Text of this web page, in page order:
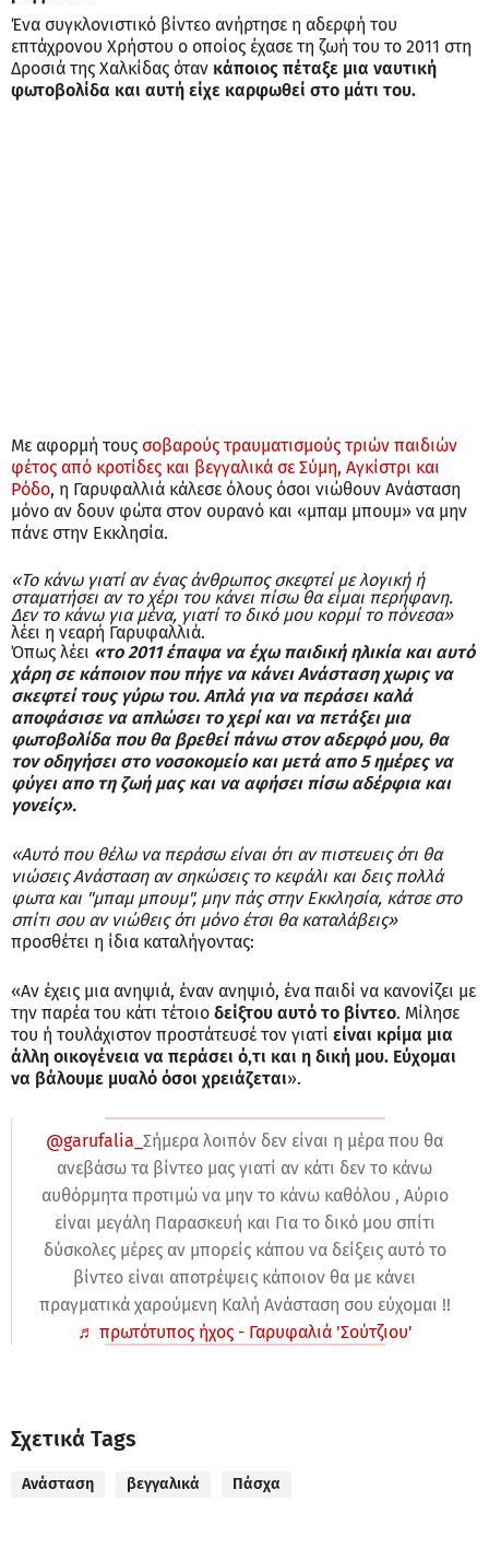
Ένα συγκλονιστικό βίντεο ανήρτησε η αδερφή του
επτάχρονου Χρήστου ο οποίος έχασε τη ζωή του το 2011 στη
Δροσιά της Χαλκίδας όταν κάποιος πέταξε μια ναυτική
φωτοβολίδα και αυτή είχε καρφωθεί στο μάτι του.
Με αφορμή τους σοβαρούς τραυματισμούς τριών παιδιών
φέτος από κροτίδες και βεγγαλικά σε Σύμη, Αγκίστρι και
Ρόδο, η Γαρυφαλλιά κάλεσε όλους όσοι νιώθουν Ανάσταση
μόνο αν δουν φώτα στον ουρανό και «μπαμ μπουμ» να μην
πάνε στην Εκκλησία.
«Το κάνω γιατί αν ένας άνθρωπος σκεφτεί με λογική ή
σταματήσει αν το χέρι του κάνει πίσω θα είμαι περήφανη.
Δεν το κάνω για μένα, γιατί το δικό μου κορμί το πόνεσα»
λέει η νεαρή Γαρυφαλλιά.
Όπως λέει «το 2011 έπαψα να έχω παιδική ηλικία και αυτό
χάρη σε κάποιον που πήγε να κάνει Ανάσταση χωρις να
σκεφτεί τους γύρω του. Απλά για να περάσει καλά
αποφάσισε να απλώσει το χερί και να πετάξει μια
φωτοβολίδα που θα βρεθεί πάνω στον αδερφό μου, θα
τον οδηγήσει στο νοσοκομείο και μετά απο 5 ημέρες να
φύγει απο τη ζωή μας και να αφήσει πίσω αδέρφια και
γονείς».
«Αυτό που θέλω να περάσω είναι ότι αν πιστευεις ότι θα
νιώσεις Ανάσταση αν σηκώσεις το κεφάλι και δεις πολλά
φωτα και "μπαμ μπουμ", μην πάς στην Εκκλησία, κάτσε στο
σπίτι σου αν νιώθεις ότι μόνο έτσι θα καταλάβεις»
προσθέτει η ίδια καταλήγοντας:
«Αν έχεις μια ανηψιά, έναν ανηψιό, ένα παιδί να κανονίζει με
την παρέα του κάτι τέτοιο δείξτου αυτό το βίντεο. Μίλησε
του ή τουλάχιστον προστάτευσέ τον γιατί είναι κρίμα μια
άλλη οικογένεια να περάσει ό,τι και η δική μου. Εύχομαι
να βάλουμε μυαλό όσοι χρειάζεται».
@garufalia_ Σήμερα λοιπόν δεν είναι η μέρα που θα
ανεβάσω τα βίντεο μας γιατί αν κάτι δεν το κάνω
αυθόρμητα προτιμώ να μην το κάνω καθόλου , Αύριο
είναι μεγάλη Παρασκευή και Για το δικό μου σπίτι
δύσκολες μέρες αν μπορείς κάπου να δείξεις αυτό το
βίντεο είναι αποτρέψεις κάποιον θα με κάνει
πραγματικά χαρούμενη Καλή Ανάσταση σου εύχομαι !!
♬ πρωτότυπος ήχος - Γαρυφαλιά 'Σούτζιου'
Σχετικά Tags
Ανάσταση βεγγαλικά Πάσχα